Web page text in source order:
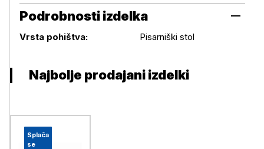
Podrobnosti izdelka
Podrobnosti izdelka
Vrsta pohištva: Pisarniški stol
Najbolje prodajani izdelki
Splača
se